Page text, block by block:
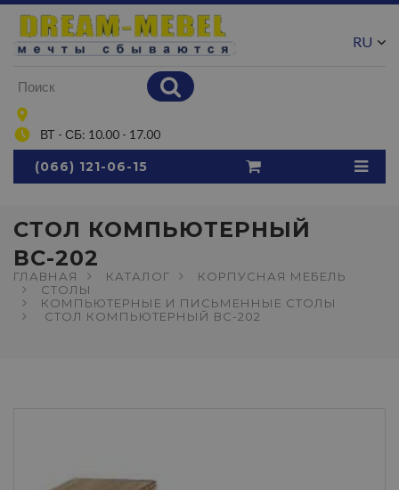
ВТ - СБ: 10.00 - 17.00
RU
(066) 121-06-15
СТОЛ КОМПЬЮТЕРНЫЙ
ВС-202
ГЛАВНАЯ КАТАЛОГ
КОРПУСНАЯ МЕБЕЛЬ
СТОЛЫ
КОМПЬЮТЕРНЫЕ И ПИСЬМЕННЫЕ СТОЛЫ
СТОЛ КОМПЬЮТЕРНЫЙ ВС-202